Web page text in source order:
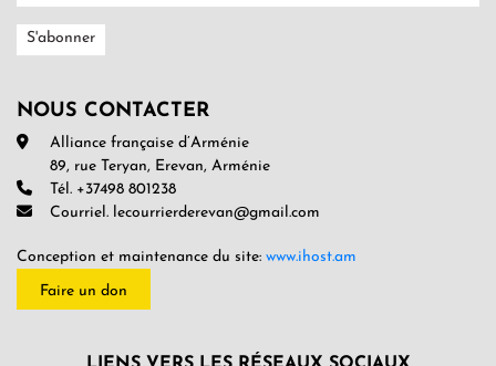
NOUS CONTACTER
Alliance française d’Arménie
89, rue Teryan, Erevan, Arménie
Tél. +37498 801238
Courriel. lecourrierderevan@gmail.com
Conception et maintenance du site: www.ihost.am
Faire un don